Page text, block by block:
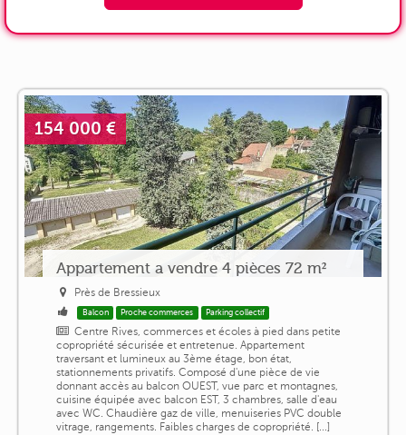
154 000 €
Appartement a vendre 4 pièces 72 m²
Près de Bressieux
Balcon Proche commerces Parking collectif
Centre Rives, commerces et écoles à pied dans petite
copropriété sécurisée et entretenue. Appartement
traversant et lumineux au 3ème étage, bon état,
stationnements privatifs. Composé d'une pièce de vie
donnant accès au balcon OUEST, vue parc et montagnes,
cuisine équipée avec balcon EST, 3 chambres, salle d'eau
avec WC. Chaudière gaz de ville, menuiseries PVC double
vitrage, rangements. Faibles charges de copropriété. [...]